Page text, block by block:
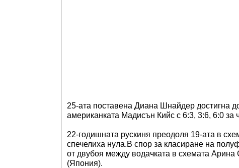
25-ата поставена Диана Шнайдер достигна
американката Мадисън Кийс с 6:3, 3:6, 6:0 за
22-годишната рускиня преодоля 19-ата в
спечелиха нула.В спор за класиране на
от двубоя между водачката в схемата
(Япония).